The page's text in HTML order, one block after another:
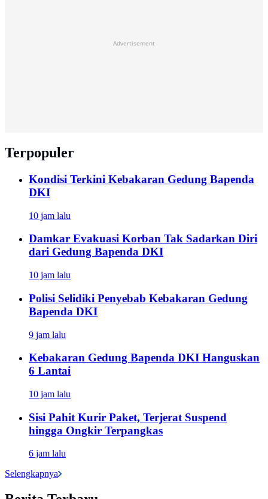
Advertisement
Terpopuler
Kondisi Terkini Kebakaran Gedung Bapenda
DKI
10 jam lalu
Damkar Evakuasi Korban Tak Sadarkan Diri
dari Gedung Bapenda DKI
10 jam lalu
Polisi Selidiki Penyebab Kebakaran Gedung
Bapenda DKI
9 jam lalu
Kebakaran Gedung Bapenda DKI Hanguskan
6 Lantai
10 jam lalu
Sisi Pahit Kurir Paket, Terjerat Suspend
hingga Ongkir Terpangkas
6 jam lalu
Selengkapnya